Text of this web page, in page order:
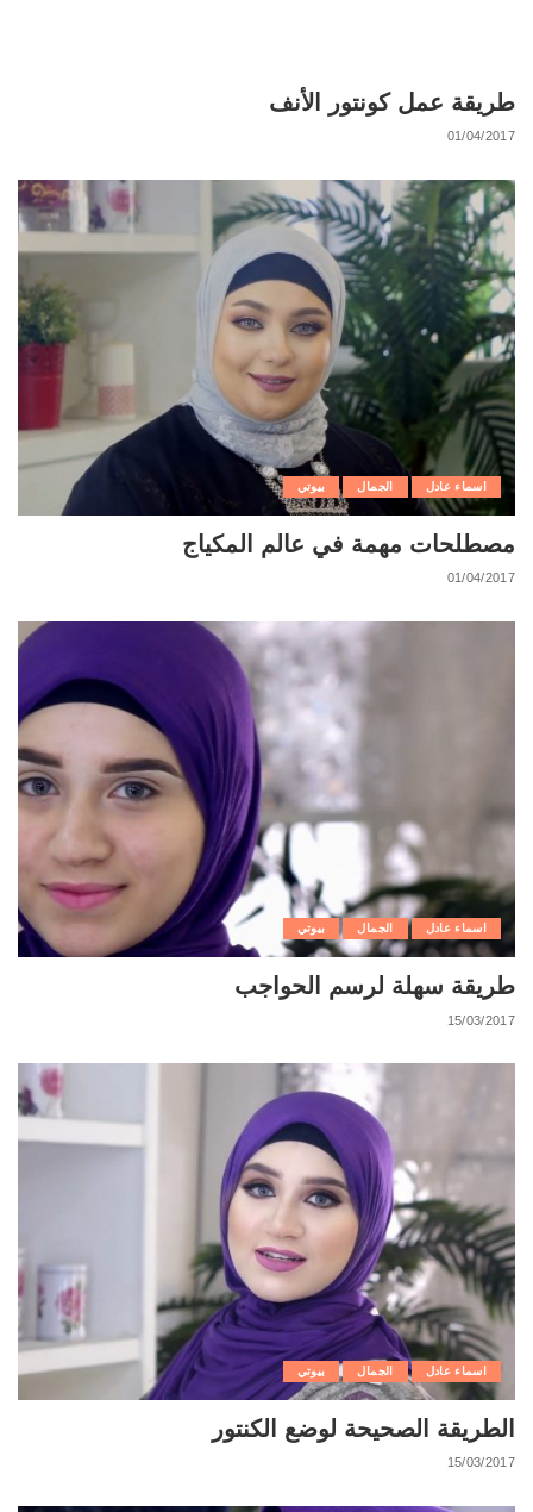
طريقة عمل كونتور الأنف
01/04/2017
اسماء عادل الجمال بيوتي
مصطلحات مهمة في عالم المكياج
01/04/2017
اسماء عادل الجمال بيوتي
طريقة سهلة لرسم الحواجب
15/03/2017
اسماء عادل الجمال بيوتي
الطريقة الصحيحة لوضع الكنتور
15/03/2017